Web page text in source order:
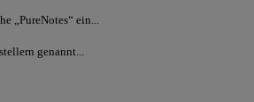
„PureNotes“ ein...
genannt...